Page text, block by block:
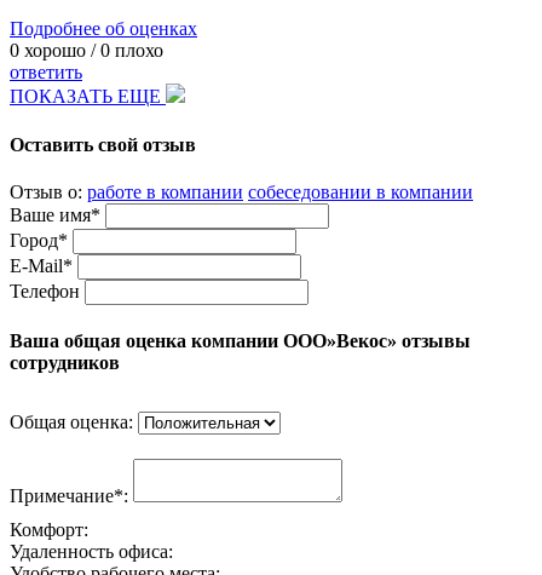
Подробнее об оценках
0 хорошо /0 плохо
ответить
ПОКАЗАТЬ ЕЩЕ
Оставить свой отзыв
Отзыв о: работе в компании собеседовании в компании
Ваше имя*
Город*
E-Mail*
Телефон
Ваша общая оценка компании ООО»Векос» отзывы
сотрудников
Общая оценка:
Примечание*:
Комфорт:
Удаленность офиса: